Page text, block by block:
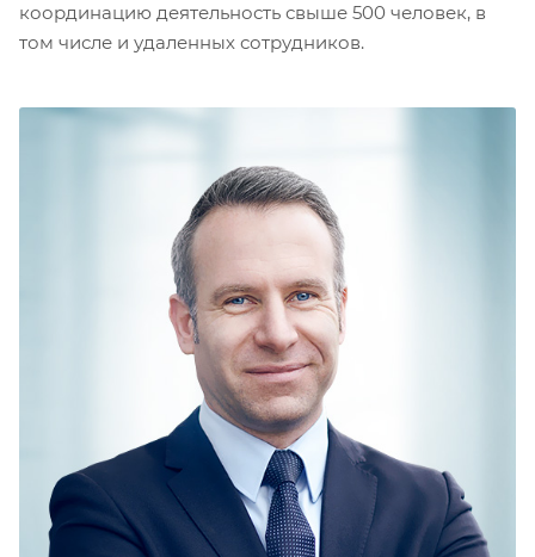
координацию деятельность свыше 500 человек, в
том числе и удаленных сотрудников.